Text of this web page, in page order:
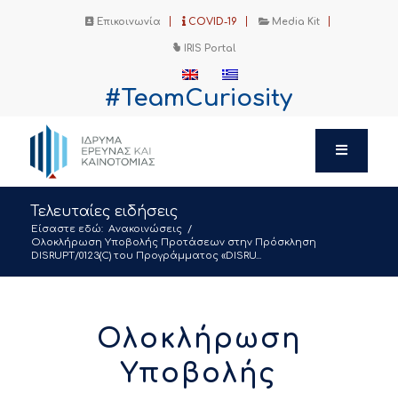
Επικοινωνία COVID-19 Media Kit
IRIS Portal
#TeamCuriosity
Τελευταίες ειδήσεις
Είσαστε εδώ: Ανακοινώσεις /
Ολοκλήρωση Υποβολής Προτάσεων στην Πρόσκληση
DISRUPT/0123(C) του Προγράμματος «DISRU...
Ολοκλήρωση
Υποβολής